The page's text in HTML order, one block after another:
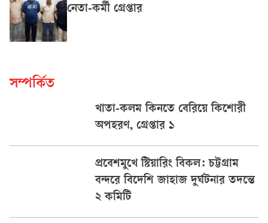
নেতা-কর্মী গ্রেপ্তার
সম্পর্কিত
খাতা-কলম কিনতে বেরিয়ে কিশোরী
অপহরণ, গ্রেপ্তার ১
প্রবেশমুখে স্টিয়ারিং বিকল: চট্টগ্রাম
বন্দরে বিদেশি জাহাজ দুর্ঘটনার তদন্তে
২ কমিটি